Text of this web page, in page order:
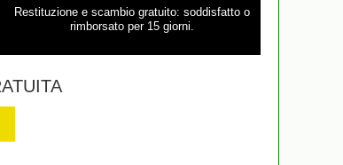
Restituzione e scambio gratuito: soddisfatto o
rimborsato per 15 giorni.